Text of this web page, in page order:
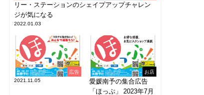
リー・ステーションのシェイプアップチャレン
ジが気になる
2022.01.03
広告
2021.11.05
お店
愛媛南予の集合広告
「ほっぷ」 2023年7月